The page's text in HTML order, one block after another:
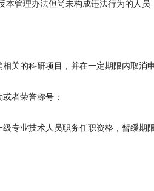
本管理办法但尚未构成违法行为的人
相关的科研项目，并在一定期限内取消
或者荣誉称号；
级专业技术人员职务任职资格，暂缓